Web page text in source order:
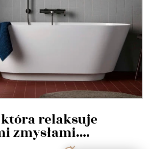
relaksuje
zmysłami....